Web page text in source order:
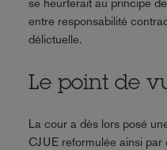
se heurterait au principe
entre responsabilité
délictuelle.
Le point de
La cour a dès lors posé
CJUE reformulée ainsi